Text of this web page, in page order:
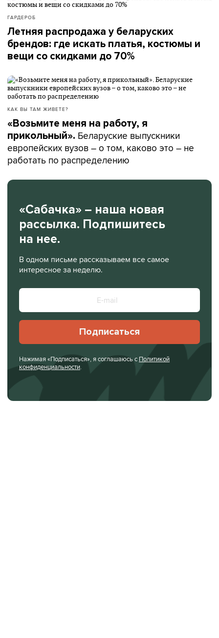
ГАРДЕРОБ
Летняя распродажа у беларуских
брендов: где искать платья, костюмы и
вещи со скидками до 70%
КАК ВЫ ТАМ ЖИВЕТЕ?
«Возьмите меня на работу, я
прикольный». Беларуские выпускники
европейских вузов – о том, каково это – не
работать по распределению
«Сабачка» – наша новая
рассылка. Подпишитесь
на нее.
В одном письме рассказываем все самое
интересное за неделю.
Подписаться
Нажимая «Подписаться», я соглашаюсь с Политикой
конфиденциальности.